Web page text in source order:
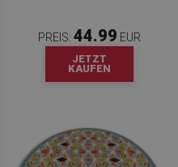
PREIS: 44.99 EUR
JETZT
KAUFEN